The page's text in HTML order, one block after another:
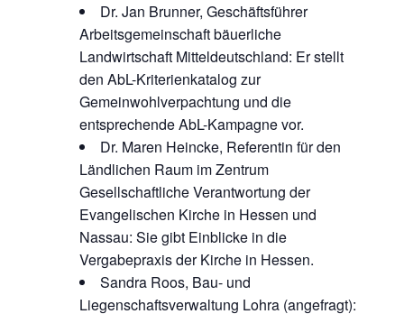
Dr. Jan Brunner, Geschäftsführer
Arbeitsgemeinschaft bäuerliche
Landwirtschaft Mitteldeutschland: Er stellt
den AbL-Kriterienkatalog zur
Gemeinwohlverpachtung und die
entsprechende AbL-Kampagne vor.
Dr. Maren Heincke, Referentin für den
Ländlichen Raum im Zentrum
Gesellschaftliche Verantwortung der
Evangelischen Kirche in Hessen und
Nassau: Sie gibt Einblicke in die
Vergabepraxis der Kirche in Hessen.
Sandra Roos, Bau- und
Liegenschaftsverwaltung Lohra (angefragt):